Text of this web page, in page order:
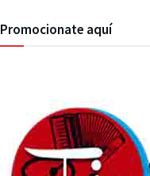
Promocionate aquí